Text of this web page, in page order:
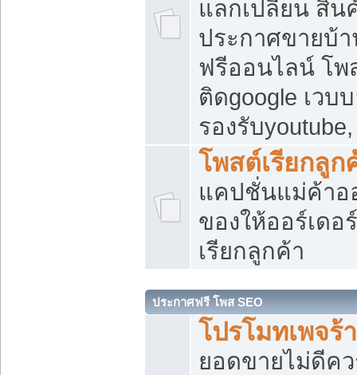
แลกเปลี่ยน สิน
ประกาศขายบ้
ฟรีออนไลน์ โพ
ติดgoogle เวบ
รองรับ
โพสต์เรียกลูก
แคปชั่นแม่ค้าอ
ของให้ออร์เดอ
เรียกลูกค้า
ประกาศฟรี โพส SEO
โปรโมทเพจร้
ยอดขายไม่ดีค